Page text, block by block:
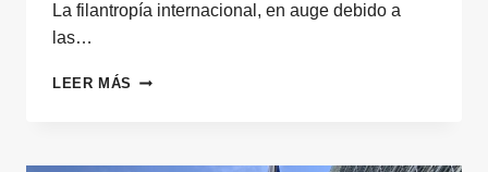
La filantropía internacional, en auge debido a
las…
LEER MÁS FILANTROPÍA
ERA